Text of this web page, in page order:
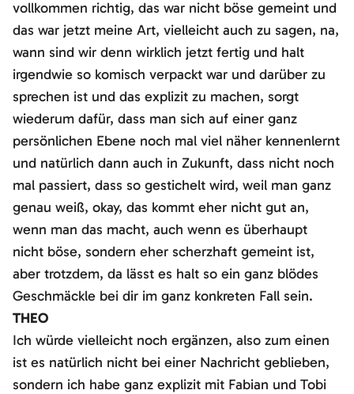
vollkommen richtig, das war nicht böse gemeint und
das war jetzt meine Art, vielleicht auch zu sagen, na,
wann sind wir denn wirklich jetzt fertig und halt
irgendwie so komisch verpackt war und darüber zu
sprechen ist und das explizit zu machen, sorgt
wiederum dafür, dass man sich auf einer ganz
persönlichen Ebene noch mal viel näher kennenlernt
und natürlich dann auch in Zukunft, dass nicht noch
mal passiert, dass so gestichelt wird, weil man ganz
genau weiß, okay, das kommt eher nicht gut an,
wenn man das macht, auch wenn es überhaupt
nicht böse, sondern eher scherzhaft gemeint ist,
aber trotzdem, da lässt es halt so ein ganz blödes
Geschmäckle bei dir im ganz konkreten Fall sein.
THEO
Ich würde vielleicht noch ergänzen, also zum einen
ist es natürlich nicht bei einer Nachricht geblieben,
sondern ich habe ganz explizit mit Fabian und Tobi